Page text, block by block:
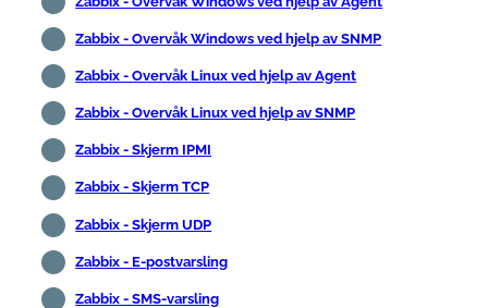
Zabbix - Overvåk Windows ved hjelp av SNMP
Zabbix - Overvåk Linux ved hjelp av Agent
Zabbix - Overvåk Linux ved hjelp av SNMP
Zabbix - Skjerm IPMI
Zabbix - Skjerm TCP
Zabbix - Skjerm UDP
Zabbix - E-postvarsling
Zabbix - SMS-varsling